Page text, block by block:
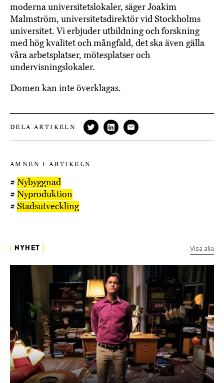
moderna universitetslokaler, säger Joakim
Malmström, universitetsdirektör vid Stockholms
universitet. Vi erbjuder utbildning och forskning
med hög kvalitet och mångfald, det ska även gälla
våra arbetsplatser, mötesplatser och
undervisningslokaler.
Domen kan inte överklagas.
DELA ARTIKELN
ÄMNEN I ARTIKELN
# Nybyggnad
# Nyproduktion
# Stadsutveckling
NYHET Visa alla